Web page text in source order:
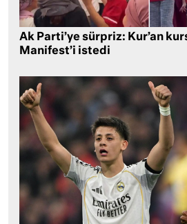
Ak Parti’ye sürpriz: Kur’an
Manifest’i istedi